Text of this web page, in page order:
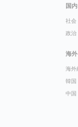
国内
社会
政治
海外
海外
韓国
中国